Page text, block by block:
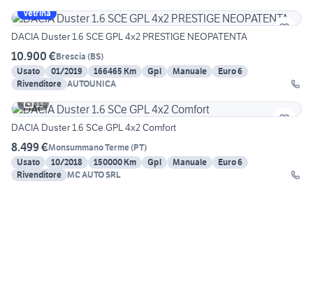
Vetrina
DACIA Duster 1.6 SCE GPL 4x2 PRESTIGE NEOPATENTA
10.900 €Brescia (BS)
Usato
01/2019 166465 Km Gpl Manuale
Euro 6
Rivenditore AUTOUNICA
13
DACIA Duster 1.6 SCe GPL 4x2 Comfort
8.499 €Monsummano Terme(PT)
Usato
10/2018 150000 Km Gpl Manuale
Euro 6
Rivenditore MC AUTO SRL